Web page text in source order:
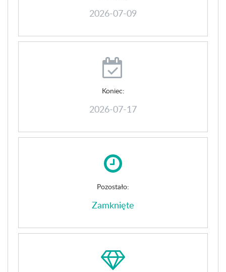
2026-07-09
Koniec:
2026-07-17
Pozostało:
Zamknięte